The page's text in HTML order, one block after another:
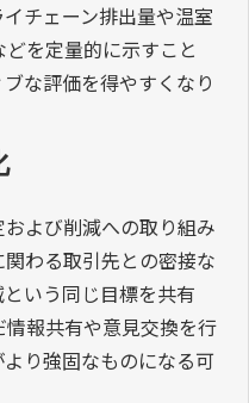
チェーン排出量や温室
を定量的に示すこと
な評価を得やすくなり
よび削減への取り組み
わる取引先との密接な
いう同じ目標を共有
報共有や意見交換を行
り強固なものになる可